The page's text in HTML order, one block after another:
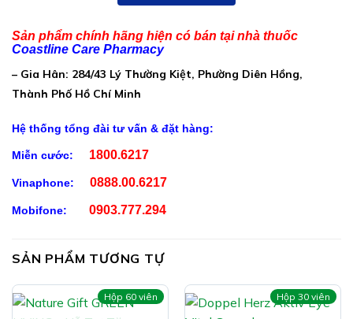
Nattokinase:…………………………………………600FU
Cao táo nhân:………………………………………..80mg
Cao đan sâm:…………………………………………80mg
Cao Ginkgo biloba (Cao bạch quả):…………..60mg
Cao Rau đắng biển:…………………………………50mg
Sản phẩm chính hãng hiện có bán tại nhà thuốc
Coastline Care Pharmacy
– Gia Hân: 284/43 Lý Thường Kiệt, Phường Diên Hồng,
Thành Phố Hồ Chí Minh
Hệ thống tổng đài tư vấn & đặt hàng:
Miễn cước: 1800.6217
Vinaphone: 0888.00.6217
Mobifone: 0903.777.294
SẢN PHẨM TƯƠNG TỰ
Hộp 60 viên Hộp 30 viên